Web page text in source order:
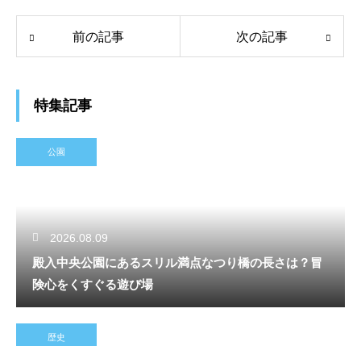
前の記事 次の記事
特集記事
公園
2026.08.09
殿入中央公園にあるスリル満点なつり橋の長さは？冒
険心をくすぐる遊び場
歴史